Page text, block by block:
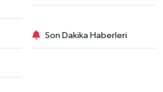
Son Dakika Haberleri